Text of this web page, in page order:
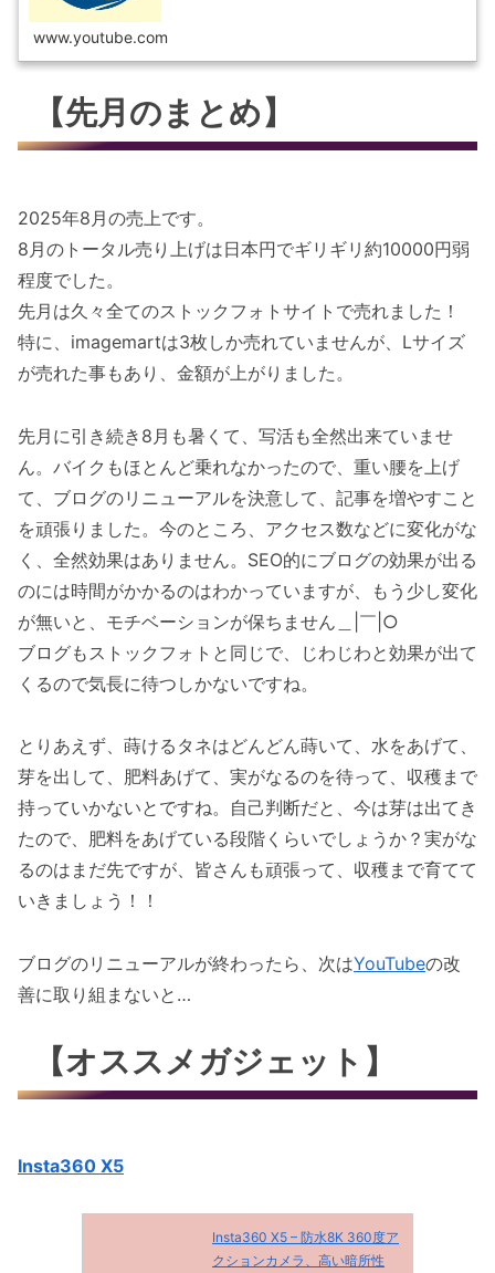
www.youtube.com
【先月のまとめ】
2025年8月の売上です。
8月のトータル売り上げは日本円でギリギリ約10000円弱
程度でした。
先月は久々全てのストックフォトサイトで売れました！
特に、imagemartは3枚しか売れていませんが、Lサイズ
が売れた事もあり、金額が上がりました。
先月に引き続き8月も暑くて、写活も全然出来ていませ
ん。バイクもほとんど乗れなかったので、重い腰を上げ
て、ブログのリニューアルを決意して、記事を増やすこと
を頑張りました。今のところ、アクセス数などに変化がな
く、全然効果はありません。SEO的にブログの効果が出る
のには時間がかかるのはわかっていますが、もう少し変化
が無いと、モチベーションが保ちません＿|￣|○
ブログもストックフォトと同じで、じわじわと効果が出て
くるので気長に待つしかないですね。
とりあえず、蒔けるタネはどんどん蒔いて、水をあげて、
芽を出して、肥料あげて、実がなるのを待って、収穫まで
持っていかないとですね。自己判断だと、今は芽は出てき
たので、肥料をあげている段階くらいでしょうか？実がな
るのはまだ先ですが、皆さんも頑張って、収穫まで育てて
いきましょう！！
ブログのリニューアルが終わったら、次はYouTubeの改
善に取り組まないと…
【オススメガジェット】
Insta360 X5
Insta360 X5 – 防水8K 360度ア
クションカメラ、高い暗所性